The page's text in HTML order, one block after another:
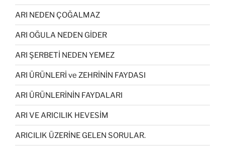
ARI NEDEN ÇOĞALMAZ
ARI OĞULA NEDEN GİDER
ARI ŞERBETİ NEDEN YEMEZ
ARI ÜRÜNLERİ ve ZEHRİNİN FAYDASI
ARI ÜRÜNLERİNİN FAYDALARI
ARI VE ARICILIK HEVESİM
ARICILIK ÜZERİNE GELEN SORULAR.